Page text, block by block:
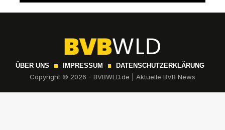
ÜBER UNS IMPRESSUM DATENSCHUTZERKLÄRUNG
Copyright © 2026 - BVBWLD.de | Aktuelle BVB News